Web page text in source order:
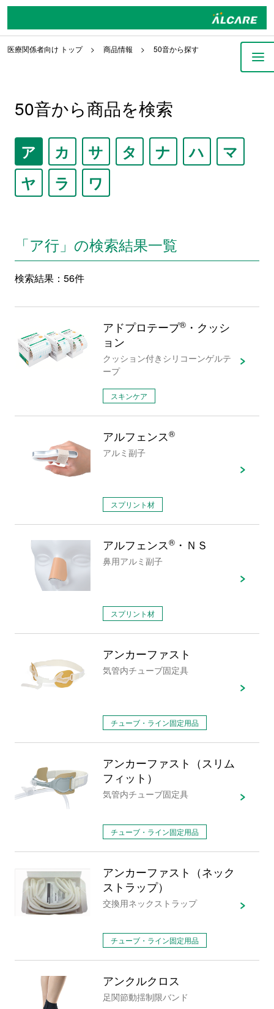
医療関係者向け トップ 商品情報 50音から探す
50音から商品を検索
ア カ サ タ ナ ハ
マ
ヤ
ラ ワ
「ア行」の検索結果一覧
検索結果： 56件
アドプロテープ®・クッシ
ョン
クッション付きシリコーンゲルテ
ープ
スキンケア
アルフェンス®
アルミ副子
スプリント材
アルフェンス®・ＮＳ
鼻用アルミ副子
スプリント材
アンカーファスト
気管内チューブ固定具
チューブ・ライン固定用品
アンカーファスト（スリム
フィット）
気管内チューブ固定具
チューブ・ライン固定用品
アンカーファスト（ネック
ストラップ）
交換用ネックストラップ
チューブ・ライン固定用品
アンクルクロス
足関節動揺制限バンド